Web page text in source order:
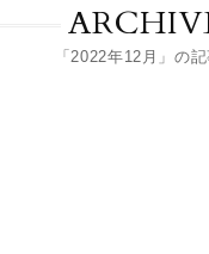
「2022年12月」の